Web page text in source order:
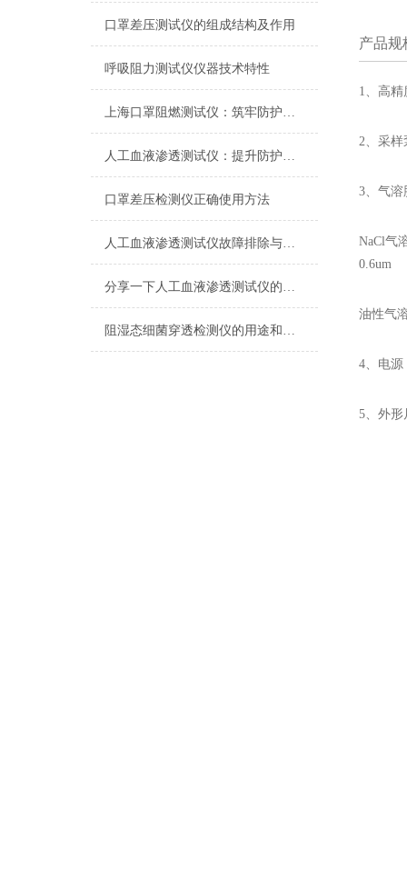
口罩差压测试仪的组成结构及作用
呼吸阻力测试仪仪器技术特性
上海口罩阻燃测试仪：筑牢防护安全的核心防线
人工血液渗透测试仪：提升防护装备安全性的智能化利器
口罩差压检测仪正确使用方法
人工血液渗透测试仪故障排除与技术支持
分享一下人工血液渗透测试仪的使用规范
阻湿态细菌穿透检测仪的用途和重要性
产品规
1、高精
2、采样
3、气溶
NaCl气
0.6um
油性气
4、电源
5、外形